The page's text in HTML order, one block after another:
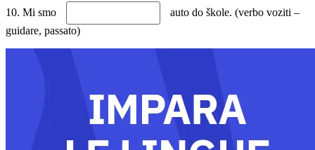
10. Mi smo
auto do škole. (verbo voziti –
guidare, passato)